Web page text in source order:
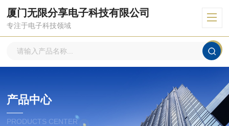
厦门无限分享电子科技有限公司
专注于电子科技领域
产品中心
PRODUCTS CENTER